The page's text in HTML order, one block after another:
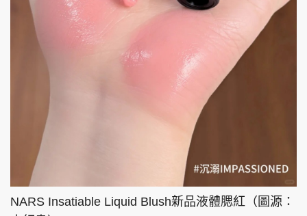
NARS Insatiable Liquid Blush新品液體腮紅（圖源：